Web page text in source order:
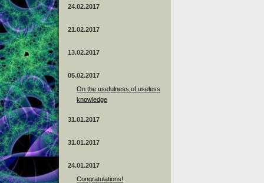
24.02.2017
21.02.2017
13.02.2017
05.02.2017
On the usefulness of useless
knowledge
31.01.2017
31.01.2017
24.01.2017
Сongratulations!